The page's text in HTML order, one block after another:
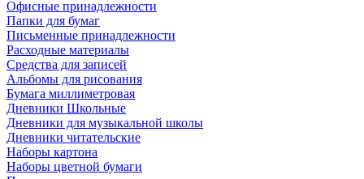
Офисные принадлежности
Папки для бумаг
Письменные принадлежности
Расходные материалы
Средства для записей
Альбомы для рисования
Бумага миллиметровая
Дневники Школьные
Дневники для музыкальной школы
Дневники читательские
Наборы картона
Наборы цветной бумаги